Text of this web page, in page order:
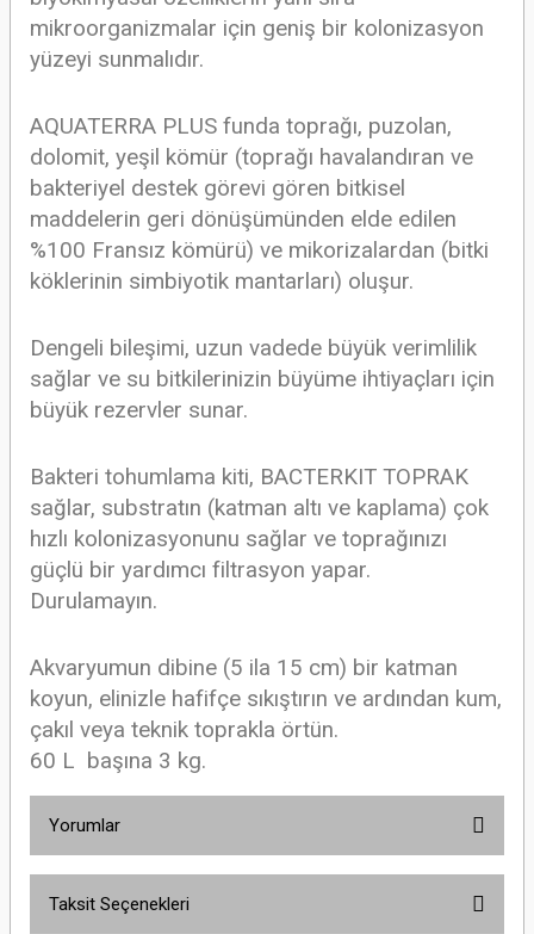
mikroorganizmalar için geniş bir kolonizasyon
yüzeyi sunmalıdır.
AQUATERRA PLUS funda toprağı, puzolan,
dolomit, yeşil kömür (toprağı havalandıran ve
bakteriyel destek görevi gören bitkisel
maddelerin geri dönüşümünden elde edilen
%100 Fransız kömürü) ve mikorizalardan (bitki
köklerinin simbiyotik mantarları) oluşur.
Dengeli bileşimi, uzun vadede büyük verimlilik
sağlar ve su bitkilerinizin büyüme ihtiyaçları için
büyük rezervler sunar.
Bakteri tohumlama kiti, BACTERKIT TOPRAK
sağlar, substratın (katman altı ve kaplama) çok
hızlı kolonizasyonunu sağlar ve toprağınızı
güçlü bir yardımcı filtrasyon yapar.
Durulamayın.
Akvaryumun dibine (5 ila 15 cm) bir katman
koyun, elinizle hafifçe sıkıştırın ve ardından kum,
çakıl veya teknik toprakla örtün.
60 L başına 3 kg.
Yorumlar
Taksit Seçenekleri